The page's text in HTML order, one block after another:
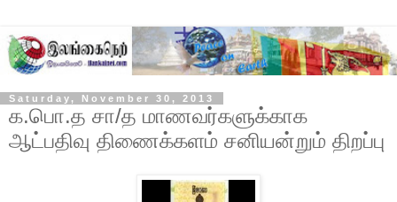
Saturday, November 30, 2013
க.பொ.த சா/த மாணவர்களுக்காக
ஆட்பதிவு திணைக்களம் சனியன்றும் திறப்பு